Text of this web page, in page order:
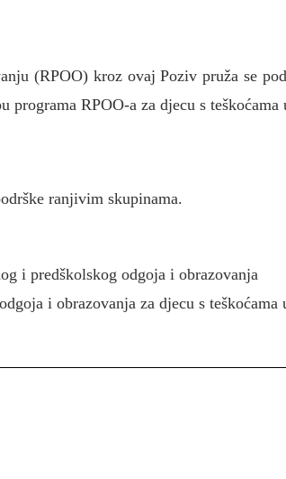
(RPOO) kroz ovaj Poziv pruža se
programa RPOO-a za djecu s teškoćama
ranjivim skupinama.
i predškolskog odgoja i obrazovanja
i obrazovanja za djecu s teškoćama